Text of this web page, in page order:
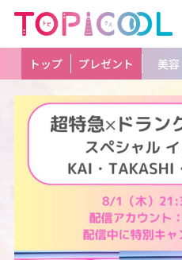
トップ プレゼント 美容